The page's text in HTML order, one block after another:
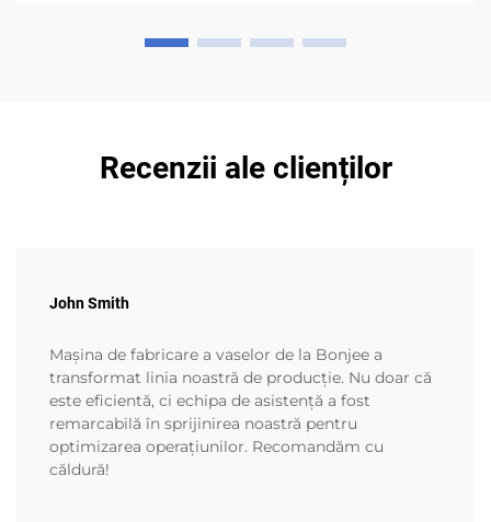
Recenzii ale clienților
John Smith
Mașina de fabricare a vaselor de la Bonjee a
transformat linia noastră de producție. Nu doar că
este eficientă, ci echipa de asistență a fost
remarcabilă în sprijinirea noastră pentru
optimizarea operațiunilor. Recomandăm cu
căldură!